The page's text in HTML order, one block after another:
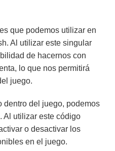
que podemos utilizar en
Al utilizar este singular
de hacernos con
lo que nos permitirá
juego.
dentro del juego, podemos
Al utilizar este código
o desactivar los
en el juego.